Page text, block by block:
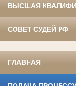
ВЫСШАЯ
СОВЕТ СУДЕЙ РФ
ГЛАВНАЯ